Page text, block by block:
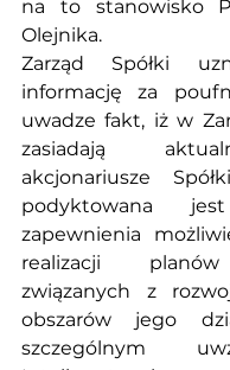
na to stanowisko
Olejnika.
Zarząd Spółki
informację za
uwadze fakt, iż w
zasiadają
akcjonariusze
podyktowana
zapewnienia
realizacji
związanych z
obszarów jego
szczególnym